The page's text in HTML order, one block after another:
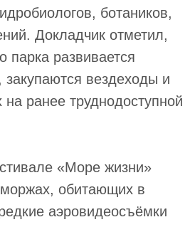
ботаников,
Докладчик отметил,
парка развивается
закупаются вездеходы и
на ранее труднодоступной
«Море жизни»
моржах, обитающих в
аэровидеосъёмки